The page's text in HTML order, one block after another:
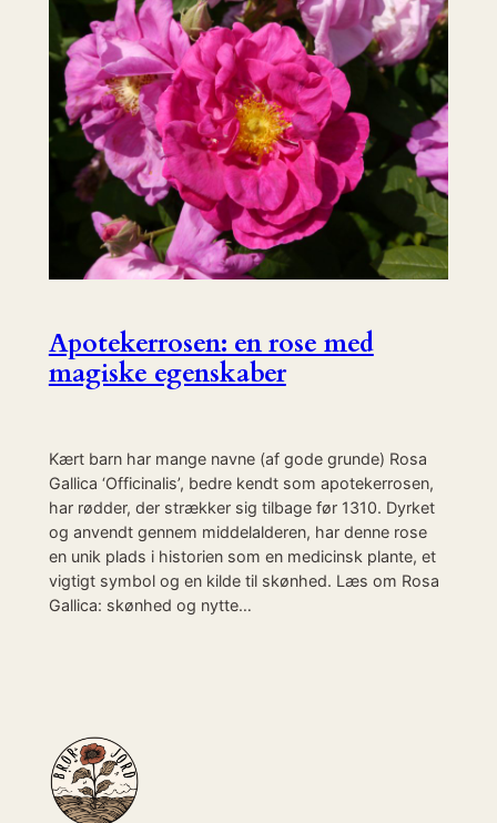
Apotekerrosen: en rose med
magiske egenskaber
Kært barn har mange navne (af gode grunde) Rosa
Gallica ‘Officinalis’, bedre kendt som apotekerrosen,
har rødder, der strækker sig tilbage før 1310. Dyrket
og anvendt gennem middelalderen, har denne rose
en unik plads i historien som en medicinsk plante, et
vigtigt symbol og en kilde til skønhed. Læs om Rosa
Gallica: skønhed og nytte…